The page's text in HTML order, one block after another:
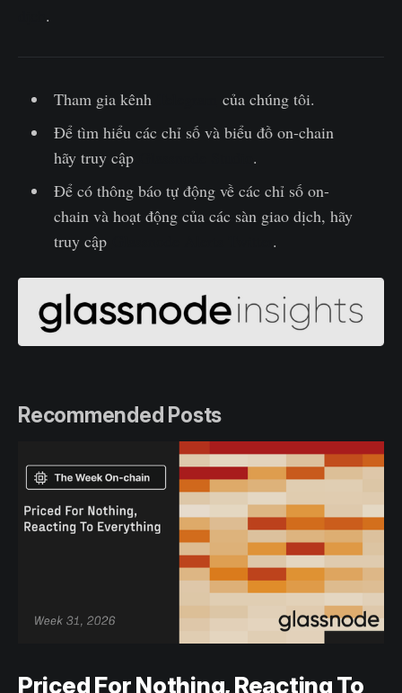
.
Tham gia kênh
của chúng tôi.
Để tìm hiểu các chỉ số và biểu đồ on-chain
hãy truy cập
.
Để có thông báo tự động về các chỉ số on-
chain và hoạt động của các sàn giao dịch, hãy
truy cập
.
Recommended Posts
Priced For Nothing, Reacting To